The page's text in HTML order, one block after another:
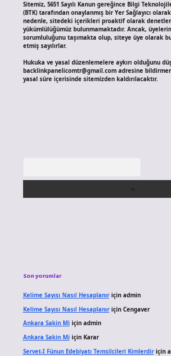
Sitemiz, 5651 Sayılı Kanun gereğince Bilgi
(BTK) tarafından onaylanmış bir Yer Sağlayıcı
nedenle, sitedeki içerikleri proaktif olarak
yükümlülüğümüz bulunmamaktadır. Ancak,
sorumluluğunu taşımakta olup, siteye üye olarak
etmiş sayılırlar.
Hukuka ve yasal düzenlemelere aykırı olduğunu
backlinkpanelicomtr@gmail.comadresine
yasal süre içerisinde sitemizden kaldırılacaktır.
Son yorumlar
Kelime Sayısı Nasıl Hesaplanıriçin admin
Kelime Sayısı Nasıl Hesaplanıriçin Cengaver
Ankara Sakin Miiçin admin
Ankara Sakin Miiçin Karar
Servet-I Fünun Edebiyatı Temsilcileri Kimlerdiriçin